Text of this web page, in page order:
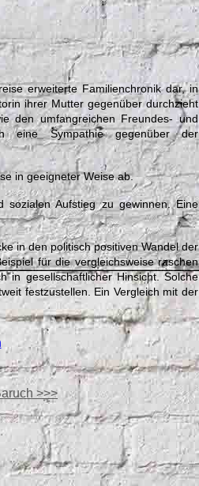
erweiterte Familienchronik dar, in
ihrer Mutter gegenüber durchzieht
den umfangreichen Freundes- und
eine Sympathie gegenüber der
in geeigneter Weise ab.
sozialen Aufstieg zu gewinnen. Eine
in den politisch positiven Wandel der
für die vergleichsweise raschen
in gesellschaftlicher Hinsicht. Solche
festzustellen. Ein Vergleich mit der
>>>